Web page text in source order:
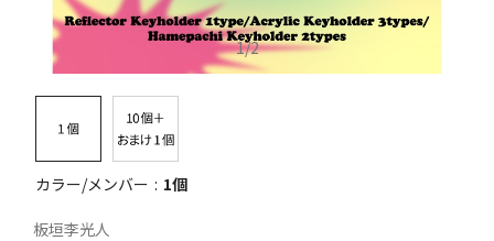
1/2
カラー/メンバー 1個
板垣李光人